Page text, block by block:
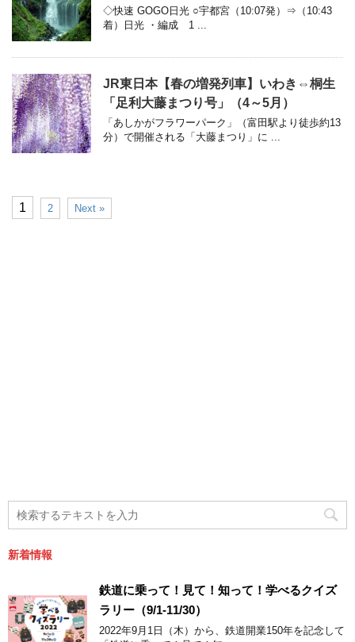
◇快速 GOGO日光 ○宇都宮（10:07発）⇒（10:43
着）日光 ・編成 1 ...
JR東日本【春の増発列車】いわき⇔桐生
「足利大藤まつり号」（4～5月）
「あしかがフラワーパーク」（富田駅より徒歩約13
分）で開催される「大藤まつり」に ...
1 2 Next »
新着情報
鉄道に乗って！見て！知って！学べるクイズ
ラリー（9/1-11/30）
2022年9月1日（木）から、鉄道開業150年を記念して